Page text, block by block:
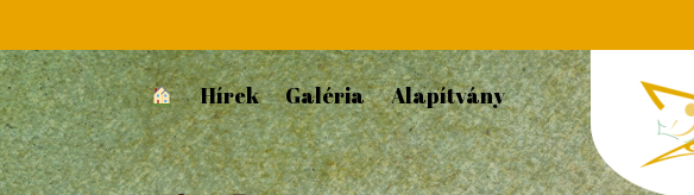
Hírek Galéria Alapítvány